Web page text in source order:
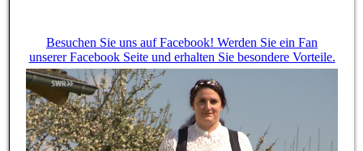
Besuchen Sie uns auf Facebook! Werden Sie ein Fan
unserer Facebook Seite und erhalten Sie besondere Vorteile.